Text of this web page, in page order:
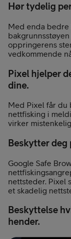
Hør tydelig
Med enda bedre
oppringerens
vedkommende
Pixel hjelper
dine.
Med Pixel får du
nettfisking i
virker
Beskytter deg
Google Safe
nettsteder. Pixel
et skadelig
Beskyttelse
hender.